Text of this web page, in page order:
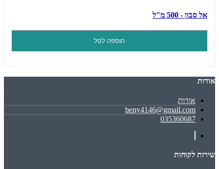
אל סבון - 500 מ"ל
הוספה לסל
אודות
אודות
beny4146@gmail.com
035360687
שירות לקוחות